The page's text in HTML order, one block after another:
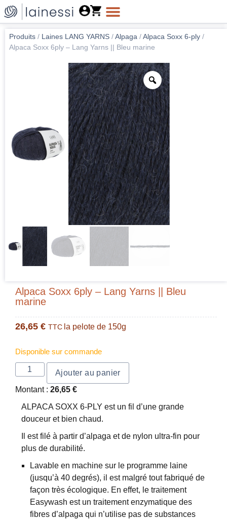
Produits / Laines LANG YARNS /Alpaga /Alpaca Soxx 6-ply /
Alpaca Soxx 6ply – Lang Yarns || Bleu marine
Alpaca Soxx 6ply – Lang Yarns || Bleu
marine
26,65 € TTC la pelote de 150g
Disponible sur commande
Ajouter au panier
Montant : 26,65 €
ALPACA SOXX 6-PLY est un fil d’une grande
douceur et bien chaud.
Il est filé à partir d’alpaga et de nylon ultra-fin pour
plus de durabilité.
Lavable en machine sur le programme laine
(jusqu’à 40 degrés), il est malgré tout fabriqué de
façon très écologique. En effet, le traitement
Easywash est un traitement enzymatique des
fibres d’alpaga qui n’utilise pas de substances